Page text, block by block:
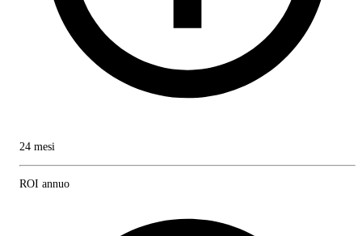
24 mesi
ROI annuo